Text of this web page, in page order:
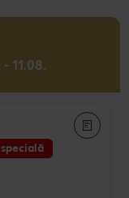
11.08.